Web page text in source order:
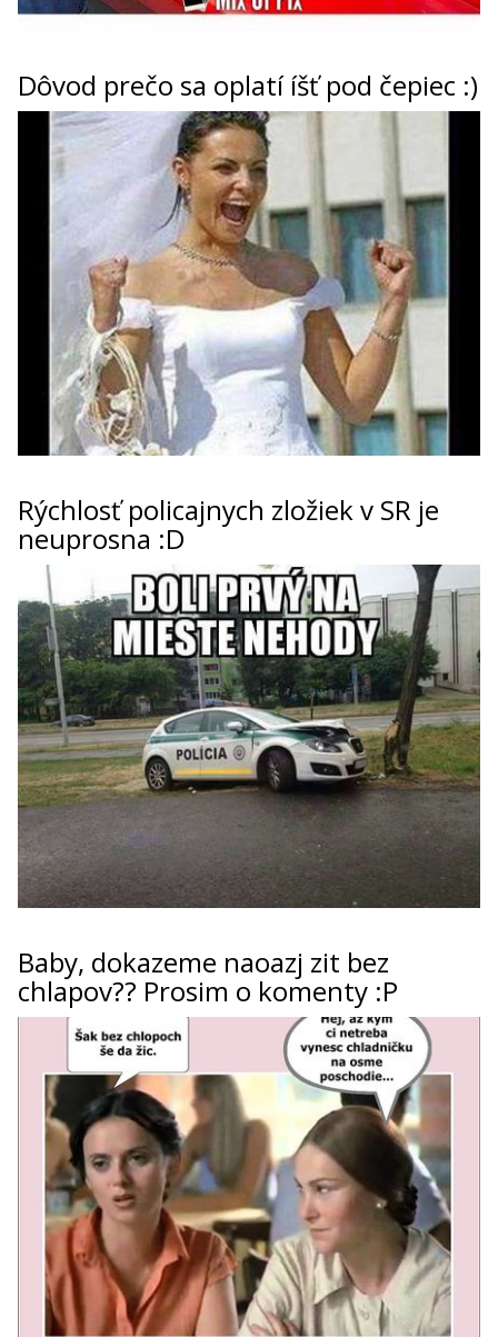
Dôvod prečo sa oplatí íšť pod čepiec :)
Rýchlosť policajnych zložiek v SR je
neuprosna :D
Baby, dokazeme naoazj zit bez
chlapov?? Prosim o komenty :P